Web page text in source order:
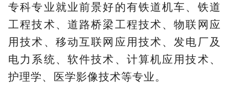
专科专业就业前景好的有铁道机车、铁道
工程技术、道路桥梁工程技术、物联网应
用技术、移动互联网应用技术、发电厂及
电力系统、软件技术、计算机应用技术、
护理学、医学影像技术等专业。